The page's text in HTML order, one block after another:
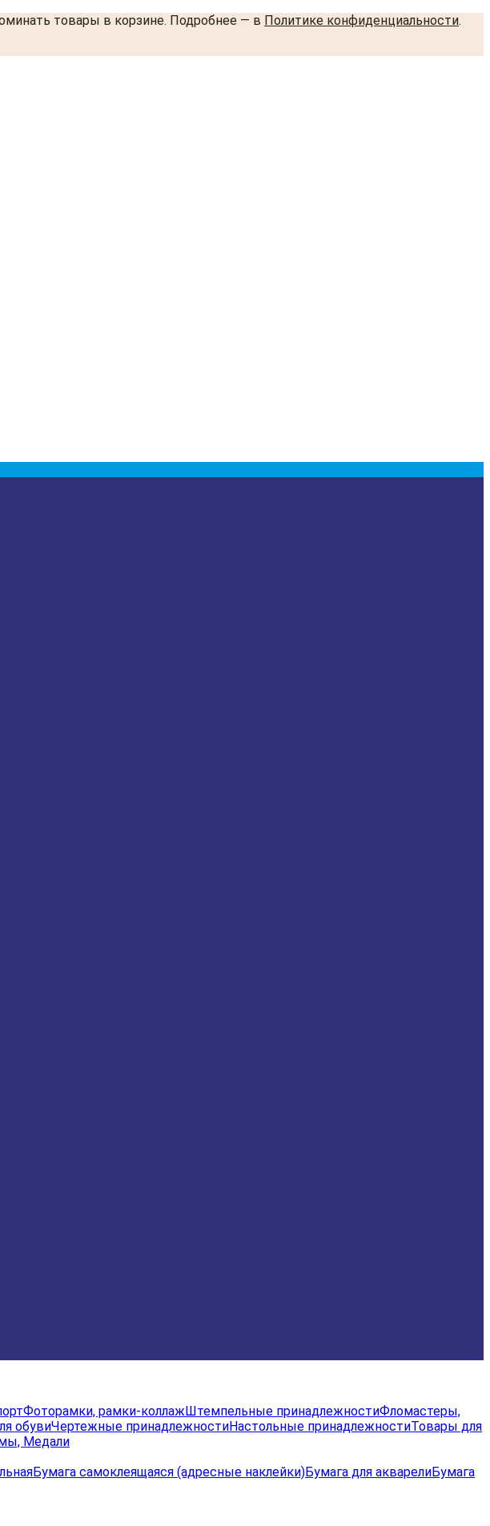
товары в корзине. Подробнее — в Политике конфиденциальности.
Фоторамки, рамки-коллажШтемпельные принадлежностиФломастеры,
обувиЧертежные принадлежностиНастольные принадлежностиТовары для
Медали
Бумага самоклеящаяся (адресные наклейки)Бумага для акварелиБумага